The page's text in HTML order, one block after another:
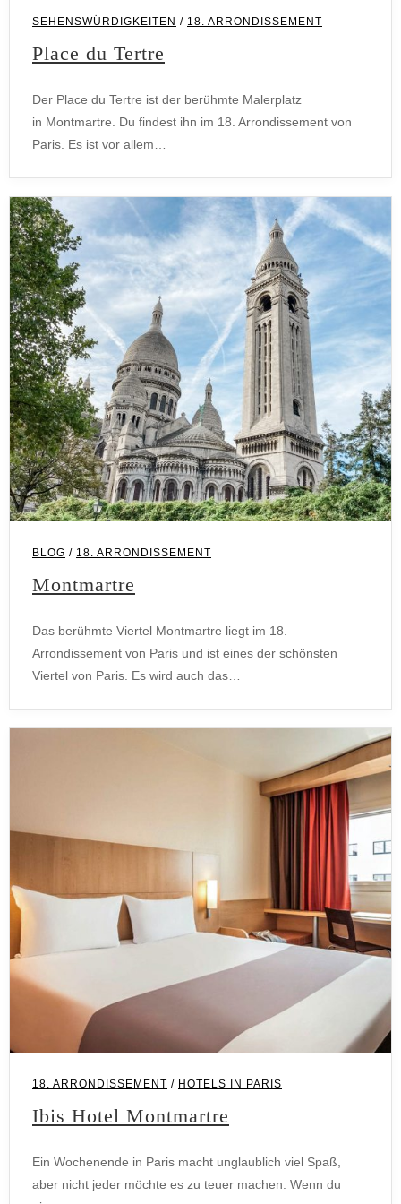
SEHENSWÜRDIGKEITEN / 18. ARRONDISSEMENT
Place du Tertre
Der Place du Tertre ist der berühmte Malerplatz
in Montmartre. Du findest ihn im 18. Arrondissement von
Paris. Es ist vor allem…
BLOG / 18. ARRONDISSEMENT
Montmartre
Das berühmte Viertel Montmartre liegt im 18.
Arrondissement von Paris und ist eines der schönsten
Viertel von Paris. Es wird auch das…
18. ARRONDISSEMENT / HOTELS IN PARIS
Ibis Hotel Montmartre
Ein Wochenende in Paris macht unglaublich viel Spaß,
aber nicht jeder möchte es zu teuer machen. Wenn du